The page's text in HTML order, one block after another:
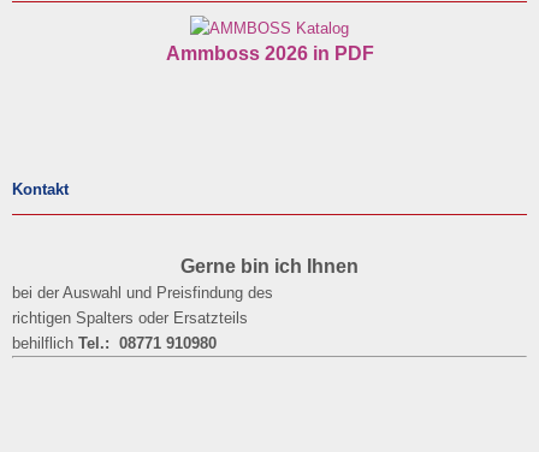
Ammboss 2026 in PDF
Kontakt
Gerne bin ich Ihnen
bei der Auswahl und Preisfindung des
richtigen Spalters oder Ersatzteils
behilflich Tel.: 08771 910980